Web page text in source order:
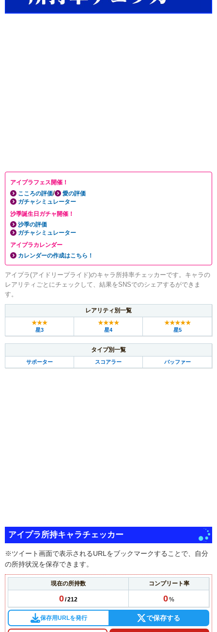
アイプラフェス開催！
こころの評価/
愛の評価
ガチャシミュレーター
沙季誕生日ガチャ開催！
沙季の評価
ガチャシミュレーター
アイプラカレンダー
カレンダーの作成はこちら！
アイプラ(アイドリープライド)のキャラ所持率チェッカーです。キャラの
レアリティごとにチェックして、結果をSNSでのシェアするができま
す。
レアリティ別一覧
★★★
星3
★★★★
星4
★★★★★
星5
タイプ別一覧
サポーター スコアラー バッファー
アイプラ所持キャラチェッカー
※ツイート画面で表示されるURLをブックマークすることで、自分
の所持状況を保存できます。
現在の所持数 コンプリート率
0 212 0
保存用URLを発行 で保存する